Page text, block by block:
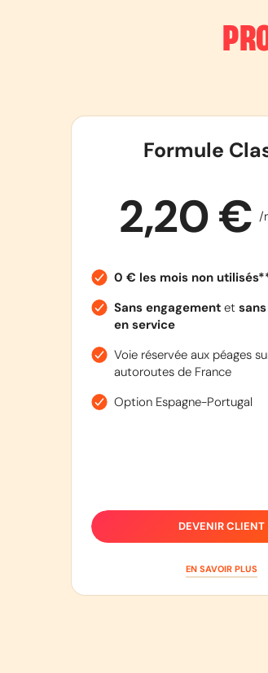
Formule
2,20 € /
0 € les mois non
Sans engagementet
en service
Voie réservée aux péages
autoroutes de France
Option Espagne-Portugal
DEVENIR CLIENT
EN SAVOIR PLUS